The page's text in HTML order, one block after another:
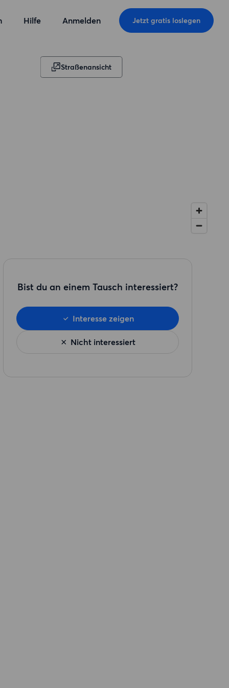
Hilfe Anmelden Jetzt gratis loslegen
Straßenansicht
Bist du an einem Tausch interessiert?
Nicht interessiert
Interesse zeigen